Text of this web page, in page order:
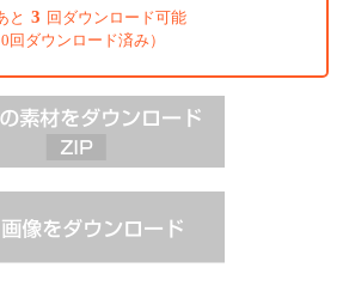
と 3 回ダウンロード可能
0回ダウンロード済み）